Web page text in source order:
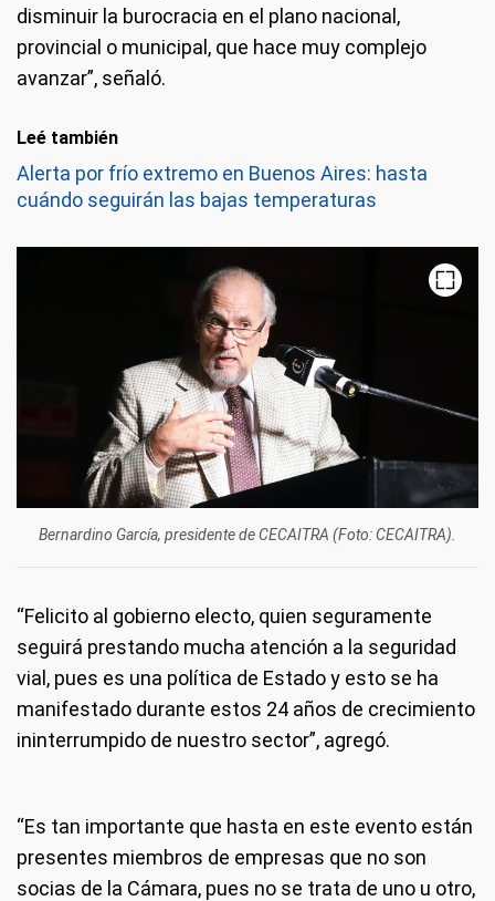
disminuir la burocracia en el plano nacional,
provincial o municipal, que hace muy complejo
avanzar”, señaló.
Leé también
Alerta por frío extremo en Buenos Aires: hasta
cuándo seguirán las bajas temperaturas
Bernardino García, presidente de CECAITRA (Foto: CECAITRA).
“Felicito al gobierno electo, quien seguramente
seguirá prestando mucha atención a la seguridad
vial, pues es una política de Estado y esto se ha
manifestado durante estos 24 años de crecimiento
ininterrumpido de nuestro sector”, agregó.
“Es tan importante que hasta en este evento están
presentes miembros de empresas que no son
socias de la Cámara, pues no se trata de uno u otro,